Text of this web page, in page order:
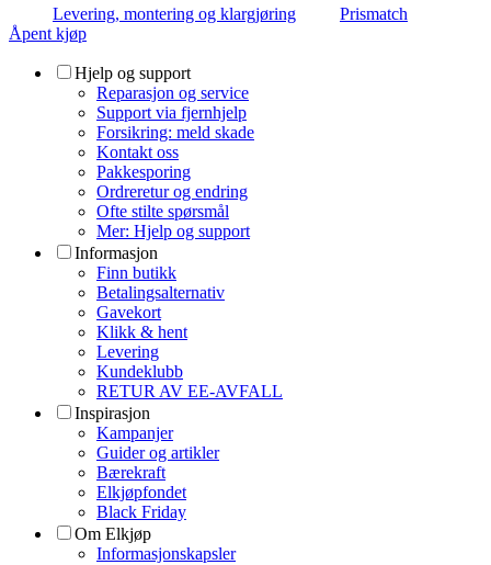
Levering, montering og klargjøring
Prismatch
Åpent kjøp
Hjelp og support
Reparasjon og service
Support via fjernhjelp
Forsikring: meld skade
Kontakt oss
Pakkesporing
Ordreretur og endring
Ofte stilte spørsmål
Mer: Hjelp og support
Informasjon
Finn butikk
Betalingsalternativ
Gavekort
Klikk & hent
Levering
Kundeklubb
RETUR AV EE-AVFALL
Inspirasjon
Kampanjer
Guider og artikler
Bærekraft
Elkjøpfondet
Black Friday
Om Elkjøp
Informasjonskapsler